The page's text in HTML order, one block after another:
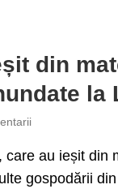
din
la
care au ieșit din
gospodării